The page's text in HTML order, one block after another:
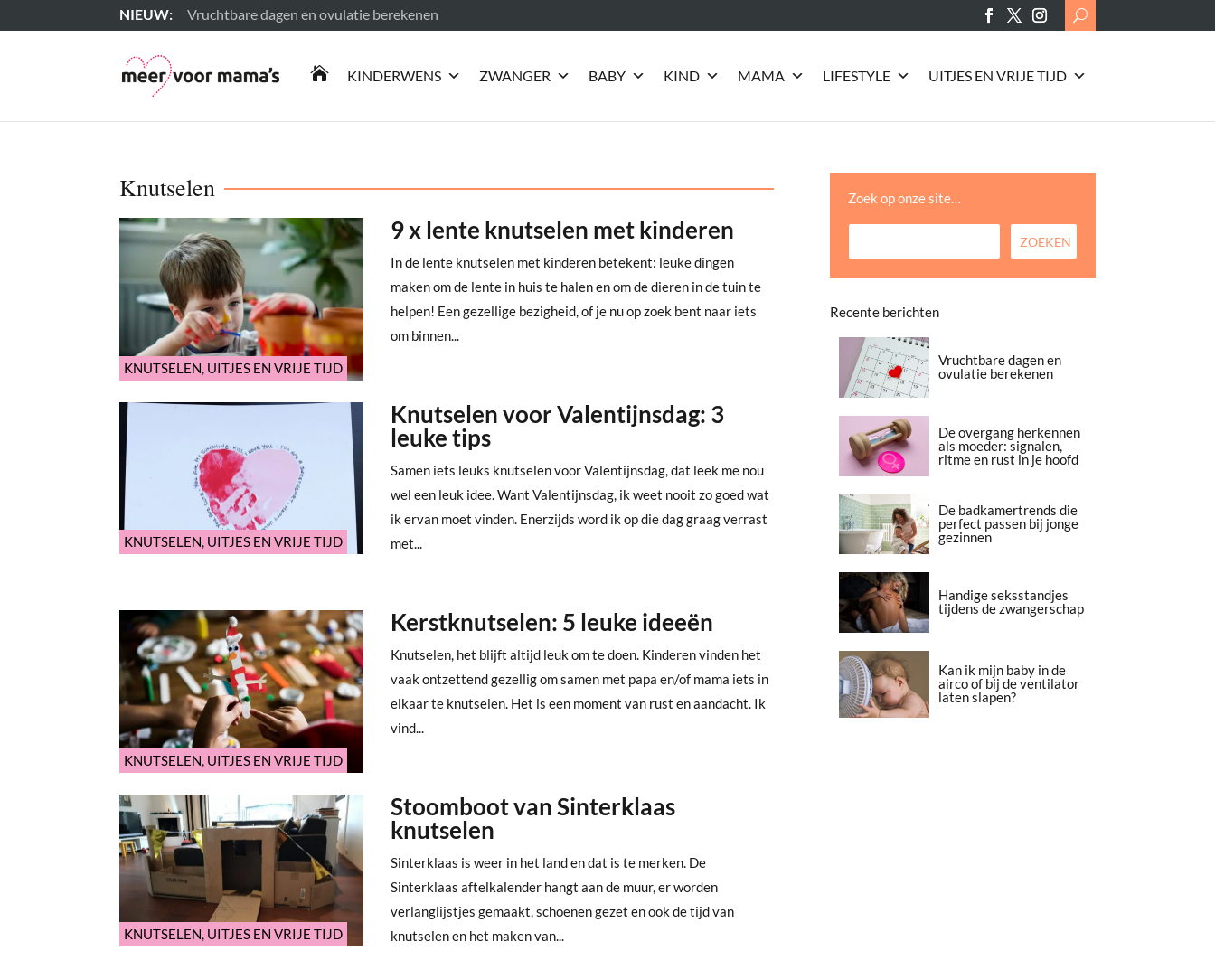
Vruchtbare dagen en ovulatie berekenen
Lees meer
Search
for:
 KINDERWENS ZWANGER BABY KIND MAMA LIFESTYLE UITJES EN VRIJE TIJD
Knutselen
KNUTSELEN, UITJES EN VRIJE TIJD
9 x lente knutselen met kinderen
In de lente knutselen met kinderen betekent: leuke dingen
maken om de lente in huis te halen en om de dieren in de tuin te
helpen! Een gezellige bezigheid, of je nu op zoek bent naar iets
om binnen...
KNUTSELEN, UITJES EN VRIJE TIJD
Knutselen voor Valentijnsdag: 3
leuke tips
Samen iets leuks knutselen voor Valentijnsdag, dat leek me nou
wel een leuk idee. Want Valentijnsdag, ik weet nooit zo goed wat
ik ervan moet vinden. Enerzijds word ik op die dag graag verrast
met...
KNUTSELEN, UITJES EN VRIJE TIJD
Kerstknutselen: 5 leuke ideeën
Knutselen, het blijft altijd leuk om te doen. Kinderen vinden het
vaak ontzettend gezellig om samen met papa en/of mama iets in
elkaar te knutselen. Het is een moment van rust en aandacht. Ik
vind...
KNUTSELEN, UITJES EN VRIJE TIJD
Stoomboot van Sinterklaas
knutselen
Sinterklaas is weer in het land en dat is te merken. De
Sinterklaas aftelkalender hangt aan de muur, er worden
verlanglijstjes gemaakt, schoenen gezet en ook de tijd van
knutselen en het maken van...
Zoek op onze site…
Recente berichten
Vruchtbare dagen en
ovulatie berekenen
De overgang herkennen
als moeder: signalen,
ritme en rust in je hoofd
De badkamertrends die
perfect passen bij jonge
gezinnen
Handige seksstandjes
tijdens de zwangerschap
Kan ik mijn baby in de
airco of bij de ventilator
laten slapen?